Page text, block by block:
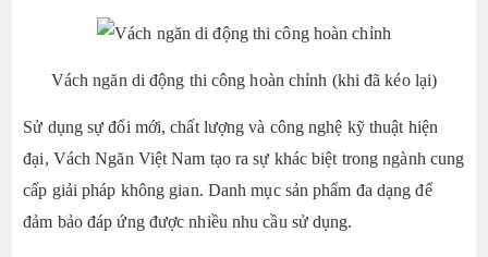
Vách ngăn di động thi công hoàn chỉnh (khi đã kéo lại)
Sử dụng sự đổi mới, chất lượng và công nghệ kỹ thuật hiện
đại, Vách Ngăn Việt Nam tạo ra sự khác biệt trong ngành cung
cấp giải pháp không gian. Danh mục sản phẩm đa dạng để
đảm bảo đáp ứng được nhiều nhu cầu sử dụng.